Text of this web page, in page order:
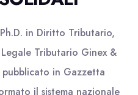
in Diritto Tributario,
Tributario Ginex &
in Gazzetta
il sistema nazionale